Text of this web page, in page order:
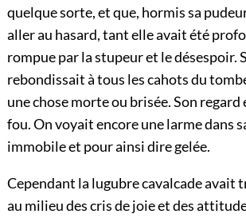
quelque sorte, et que, hormis sa
aller au hasard, tant elle avait été
rompue par la stupeur et le désespoir.
rebondissait à tous les cahots du
une chose morte ou brisée. Son
fou. On voyait encore une larme dans
immobile et pour ainsi dire gelée.
Cependant la lugubre cavalcade avait
au milieu des cris de joie et des